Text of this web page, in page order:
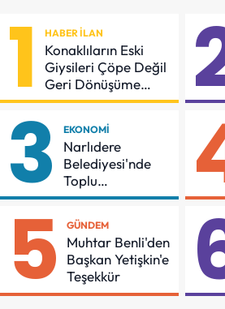
1 HABER İLAN
Konaklıların Eski
Giysileri Çöpe Değil
Geri Dönüşüme
Gidiyor
3 EKONOMI
Narlıdere
Belediyesi'nde
Toplu
Sözleşmeye
5 GÜNDEM
Muhtar Benli'den
Başkan Yetişkin'e
Teşekkür